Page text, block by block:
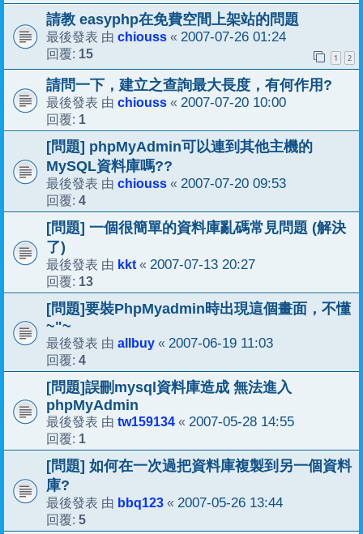
請教 easyphp在免費空間上架站的問題
最後發表 由 chiouss « 2007-07-26 01:24
回覆: 15 1 2
請問一下，建立之查詢最大長度，有何作用?
最後發表 由 chiouss « 2007-07-20 10:00
回覆: 1
[問題] phpMyAdmin可以連到其他主機的
MySQL資料庫嗎??
最後發表 由 chiouss « 2007-07-20 09:53
回覆: 4
[問題] 一個很簡單的資料庫亂碼常見問題 (解決
了)
最後發表 由 kkt « 2007-07-13 20:27
回覆: 13
[問題]要裝PhpMyadmin時出現這個畫面，不懂
~"~
最後發表 由 allbuy « 2007-06-19 11:03
回覆: 4
[問題]誤刪mysql資料庫造成 無法進入
phpMyAdmin
最後發表 由 tw159134 « 2007-05-28 14:55
回覆: 1
[問題] 如何在一次過把資料庫複製到另一個資料
庫?
最後發表 由 bbq123 « 2007-05-26 13:44
回覆: 5